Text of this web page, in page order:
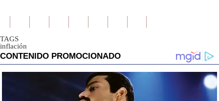
TAGS
inflación